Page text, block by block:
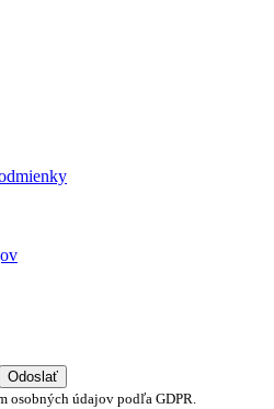
Odoslať
osobných údajov podľa GDPR.